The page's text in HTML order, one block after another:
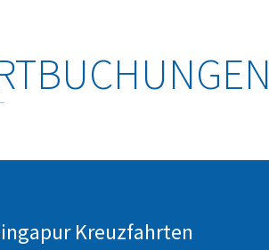
Kreuzfahrten